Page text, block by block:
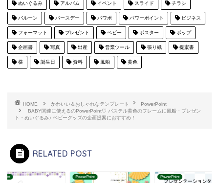
ぬいぐるみ アルバム イベント スライド チラシ
バルーン バースデー パワポ パワーポイント ビジネス
フォーマット プレゼント ベビー ポスター ポップ
企画書 写真 出産 営業ツール 張り紙 提案書
横 誕生日 資料 風船 黄色
HOME かわいい＆おしゃれなテンプレート
PowerPoint
BABY関連に使えるのPowerPoint♡ パステル黄色のフレームに風船・プレゼン
ト・ぬいぐるみ♪ ベビーグッズの企画提案におすすめ！
RELATED POST
PowerPoint PowerPoint